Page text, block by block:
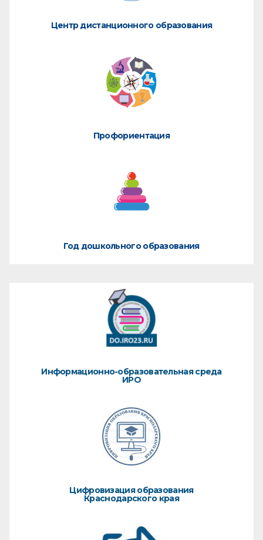
Центр дистанционного образования
Профориентация
Год дошкольного образования
Информационно-образовательная среда
ИРО
Цифровизация образования
Краснодарского края